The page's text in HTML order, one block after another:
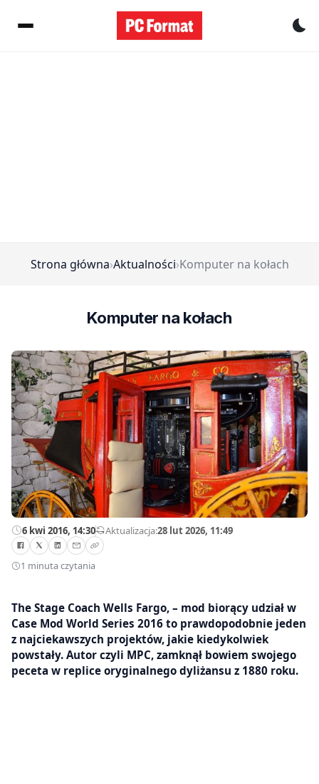
Strona główna›Aktualności›Komputer na kołach
Komputer na kołach
6 kwi 2016, 14:30—Aktualizacja:28 lut 2026, 11:49
1 minuta czytania
The Stage Coach Wells Fargo, – mod biorący udział w
Case Mod World Series 2016 to prawdopodobnie jeden
z najciekawszych projektów, jakie kiedykolwiek
powstały. Autor czyli MPC, zamknął bowiem swojego
peceta w replice oryginalnego dyliżansu z 1880 roku.